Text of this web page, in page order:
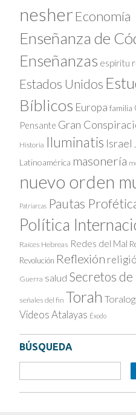
nesher Economía
Enseñanza de
Enseñanzas espíritu
Estados Unidos
Bíblicos Europa familia
Pensante Gran
Historia Iluminatis Israel
Latinoamérica masonería
nuevo orden
Patriarcas Pautas
Política
Raíces Hebreas Redes del Mal
Revolución Reflexión
Guerra salud Secretos de
señales del fin Torah
Videos Atalayas Éxodo
BÚSQUEDA